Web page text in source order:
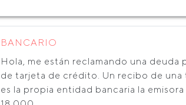
BANCARIO
Hola, me están reclamando una
de tarjeta de crédito. Un recibo de
es la propia entidad bancaria la